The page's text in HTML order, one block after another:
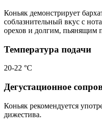
Коньяк демонстрирует
соблазнительный вкус с
орехов и долгим, пьянящим
Температура подачи
20-22 °С
Дегустационное
Коньяк рекомендуется
дижестива.